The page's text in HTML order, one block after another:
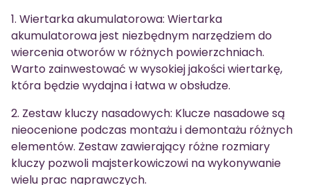
1. Wiertarka akumulatorowa: Wiertarka
akumulatorowa jest niezbędnym narzędziem do
wiercenia otworów w różnych powierzchniach.
Warto zainwestować w wysokiej jakości wiertarkę,
która będzie wydajna i łatwa w obsłudze.
2. Zestaw kluczy nasadowych: Klucze nasadowe są
nieocenione podczas montażu i demontażu różnych
elementów. Zestaw zawierający różne rozmiary
kluczy pozwoli majsterkowiczowi na wykonywanie
wielu prac naprawczych.